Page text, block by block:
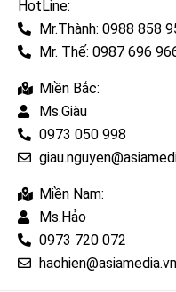
HotLine:
Mr.Thành: 0988 858
Mr. Thế: 0987 696
Miền Bắc:
Ms.Giàu
0973 050 998
Miền Nam:
Ms.Hảo
0973 720 072
haohien@asiamedia.vn